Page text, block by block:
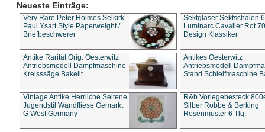
Neueste Einträge:
Very Rare Peter Holmes Selkirk
Paul Ysart Style Paperweight /
Briefbeschwerer
Sektgläser Sektschalen
Luminarc Cavalier Rot
Design Klassiker
Antike Rarität Orig. Oesterwitz
Antriebsmodell Dampfmaschine
Kreisssäge Bakelit
Antikes Oesterwitz
Antriebsmodell
Stand Schleifmaschine
Vintage Antike Herrliche Seltene
Jugendstil Wandfliese Gemarkt
G West Germany
R&b Vorlegebesteck
Silber Robbe & Berking
Rosenmuster 6 Tlg.